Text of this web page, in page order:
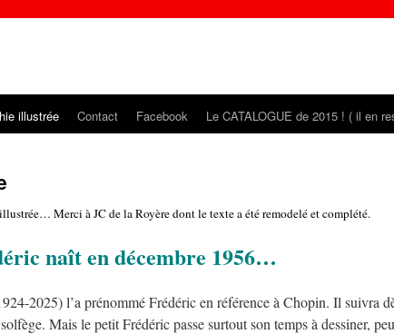
illustrée Contact Facebook Le CATALOGUE de 2015 ! ( il en
Merci à JC de la Royère dont le texte a été remodelé et complété.
naît en décembre 1956…
2025) l’a prénommé Frédéric en référence à Chopin. Il suivra
Mais le petit Frédéric passe surtout son temps à dessiner,